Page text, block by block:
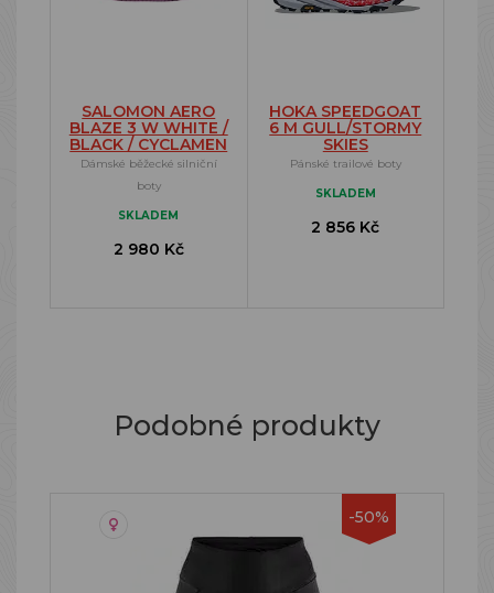
SALOMON AERO
BLAZE 3 W WHITE /
BLACK / CYCLAMEN
Dámské běžecké silniční
boty
SKLADEM
2 980 Kč
HOKA SPEEDGOAT
6 M GULL/STORMY
SKIES
Pánské trailové boty
SKLADEM
2 856 Kč
Podobné produkty
-50%